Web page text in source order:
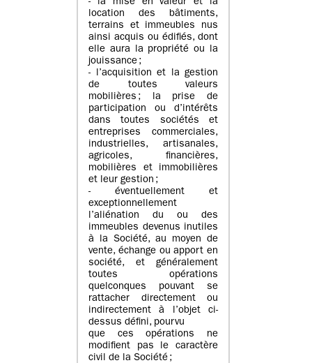
- la mise en valeur et la
location des bâtiments,
terrains et immeubles nus
ainsi acquis ou édifiés, dont
elle aura la propriété ou la
jouissance ;
- l’acquisition et la gestion
de toutes valeurs
mobilières ; la prise de
participation ou d’intérêts
dans toutes sociétés et
entreprises commerciales,
industrielles, artisanales,
agricoles, financières,
mobilières et immobilières
et leur gestion ;
- éventuellement et
exceptionnellement
l’aliénation du ou des
immeubles devenus inutiles
à la Société, au moyen de
vente, échange ou apport en
société, et généralement
toutes opérations
quelconques pouvant se
rattacher directement ou
indirectement à l’objet ci-
dessus défini, pourvu
que ces opérations ne
modifient pas le caractère
civil de la Société ;